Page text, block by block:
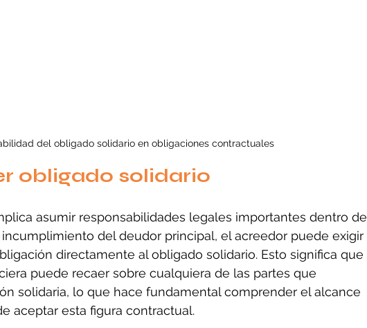
del obligado solidario en obligaciones contractuales
obligado solidario
asumir responsabilidades legales importantes dentro de
del deudor principal, el acreedor puede exigir
directamente al obligado solidario. Esto significa que
puede recaer sobre cualquiera de las partes que
solidaria, lo que hace fundamental comprender el alcance
aceptar esta figura contractual.